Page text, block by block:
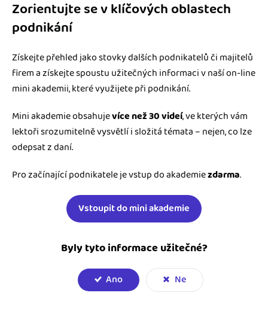
Zorientujte se v klíčových oblastech
podnikání
Získejte přehled jako stovky dalších podnikatelů či majitelů
firem a získejte spoustu užitečných informaci v naší on-line
mini akademii, které využijete při podnikání.
Mini akademie obsahujevíce než 30 videí, ve kterých vám
lektoři srozumitelně vysvětlí i složitá témata – nejen, co lze
odepsat z daní.
Pro začínající podnikatele je vstup do akademiezdarma.
Vstoupit do mini akademie
Byly tyto informace užitečné?
Ano Ne